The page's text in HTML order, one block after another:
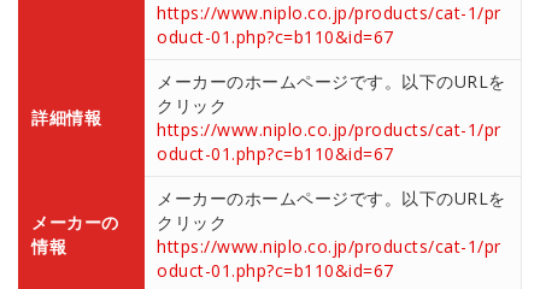
https://www.niplo.co.jp/products/cat-1/pr
oduct-01.php?c=b110&id=67
詳細情報
メーカーのホームページです。以下のURLを
クリック
https://www.niplo.co.jp/products/cat-1/pr
oduct-01.php?c=b110&id=67
メーカーの
情報
メーカーのホームページです。以下のURLを
クリック
https://www.niplo.co.jp/products/cat-1/pr
oduct-01.php?c=b110&id=67